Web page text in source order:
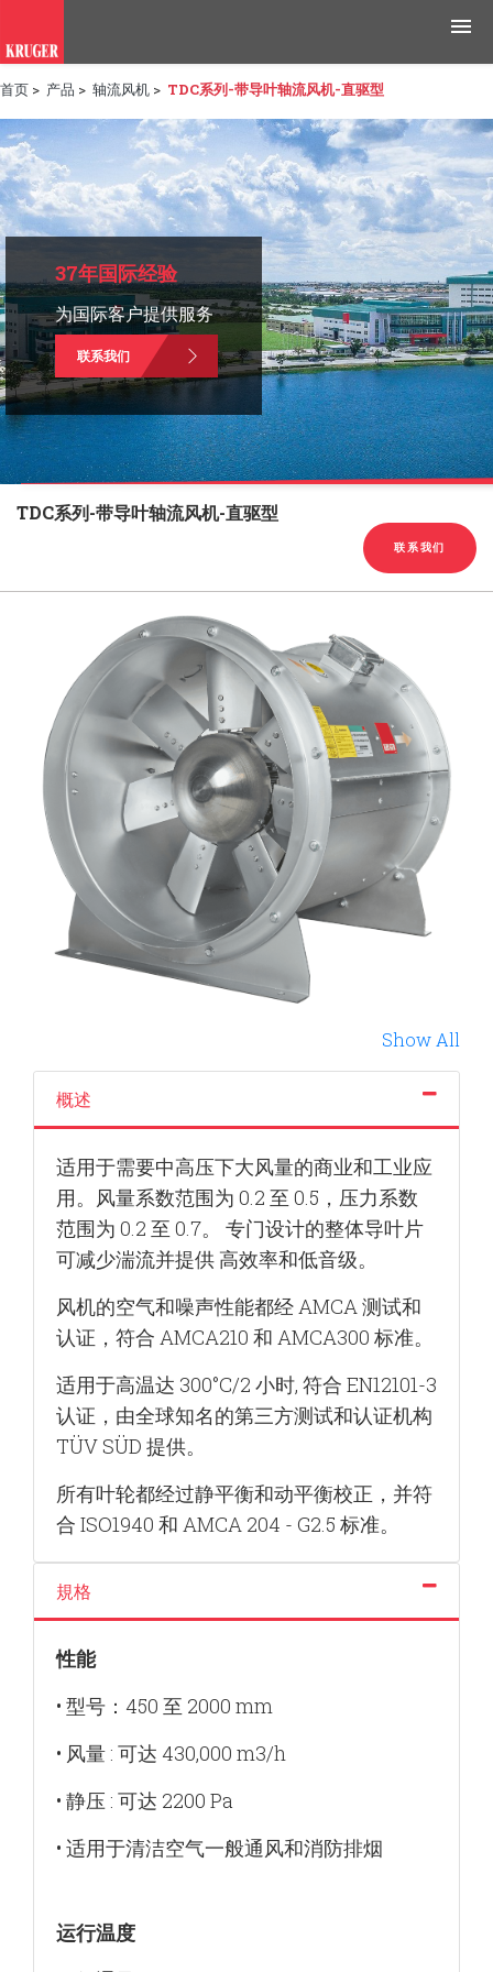
产品
应用领域
工具与资源
新闻媒体
为什么选择科禄格
招聘
联系我们
首页 > 产品 > 轴流风机 > TDC系列-带导叶轴流风机-直驱型
37年国际经验
为国际客户提供服务
联系我们
TDC系列-带导叶轴流风机-直驱型
联系我们
Show All
概述
适用于需要中高压下大风量的商业和工业应
用。 风量系数范围为 0.2 至 0.5，压力系数
范围为 0.2 至 0.7。 专门设计的整体导叶片
可减少湍流并提供 高效率和低音级。
风机的空气和噪声性能都经 AMCA 测试和
认证， 符合 AMCA210 和 AMCA300 标准。
适用于高温达 300°C/2 小时, 符合 EN12101-3
认证，由全球知名的第三方测试和认证机构
TÜV SÜD 提供。
所有叶轮都经过静平衡和动平衡校正，并符
合 ISO1940 和 AMCA 204 - G2.5 标准。
規格
性能
• 型号：450 至 2000 mm
• 风量 : 可达 430,000 m3/h
• 静压 : 可达 2200 Pa
• 适用于清洁空气一般通风和消防排烟
运行温度